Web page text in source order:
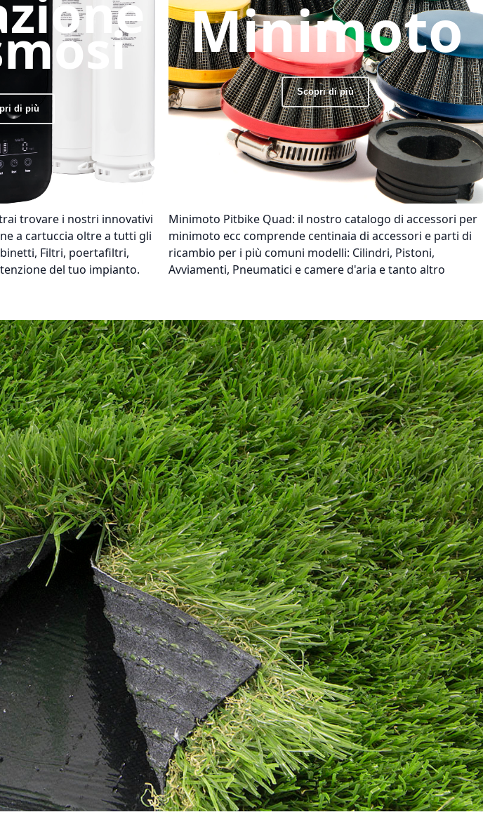
di più
trovare i nostri innovativi
a cartuccia oltre a tutti gli
Filtri, poertafiltri,
del tuo impianto.
Minimoto
Scopri di più
Minimoto Pitbike Quad: il nostro catalogo di accessori per
minimoto ecc comprende centinaia di accessori e parti di
ricambio per i più comuni modelli: Cilindri, Pistoni,
Avviamenti, Pneumatici e camere d'aria e tanto altro